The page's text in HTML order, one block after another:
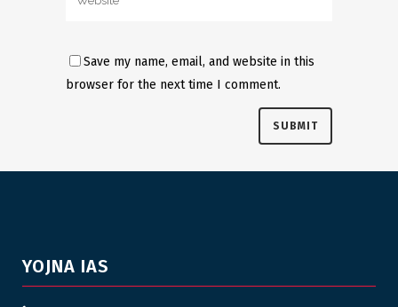
Save my name, email, and website in this
browser for the next time I comment.
YOJNA IAS